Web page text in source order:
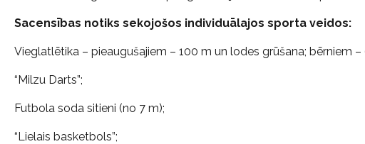
Sacensības notiks sekojošos individuālajos sporta veidos:
Vieglatlētika – pieaugušajiem – 100 m un lodes grūšana; bērniem –
“Milzu Darts”;
Futbola soda sitieni (no 7 m);
“Lielais basketbols”;